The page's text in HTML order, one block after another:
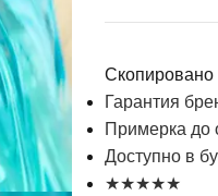
Скопировано
Гарантия
Примерка до
Доступно в
★★★★★